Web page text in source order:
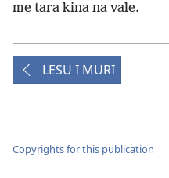
me tara kina na vale.
LESU I MURI
Copyrights for this publication